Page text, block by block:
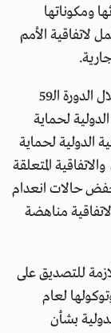
ومكوناتها
لاتفاقية الأمم
ومن بين المسائل التي تتطلب رد سان مارينوخلال الدورة الـ59
لحماية
الدولية لحماية
المتعلقة
حالات انعدام
مناهضة
للتصديق على
وبروتوكولها لعام
بشأن